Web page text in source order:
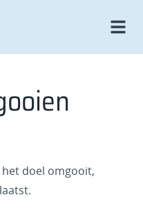
doel omgooit,